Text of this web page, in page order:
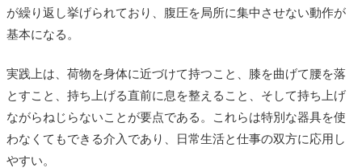
が繰り返し挙げられており、腹圧を局所に集中させない動作が
基本になる。
実践上は、荷物を身体に近づけて持つこと、膝を曲げて腰を落
とすこと、持ち上げる直前に息を整えること、そして持ち上げ
ながらねじらないことが要点である。これらは特別な器具を使
わなくてもできる介入であり、日常生活と仕事の双方に応用し
やすい。